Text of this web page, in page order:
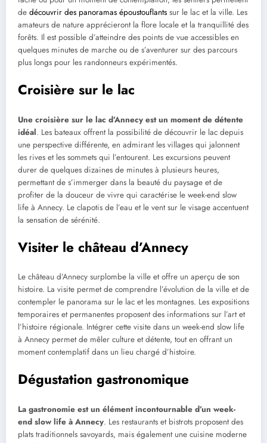
de découvrir des panoramas époustouflants sur le lac et la ville. Les
amateurs de nature apprécieront la flore locale et la tranquillité des
forêts. Il est possible d’atteindre des points de vue accessibles en
quelques minutes de marche ou de s’aventurer sur des parcours
plus longs pour les randonneurs expérimentés.
Croisière sur le lac
Une croisière sur le lac d’Annecy est un moment de détente
idéal. Les bateaux offrent la possibilité de découvrir le lac depuis
une perspective différente, en admirant les villages qui jalonnent
les rives et les sommets qui l’entourent. Les excursions peuvent
durer de quelques dizaines de minutes à plusieurs heures,
permettant de s’immerger dans la beauté du paysage et de
profiter de la douceur de vivre qui caractérise le week-end slow
life à Annecy. Le clapotis de l’eau et le vent sur le visage accentuent
la sensation de sérénité.
Visiter le château d’Annecy
Le château d’Annecy surplombe la ville et offre un aperçu de son
histoire. La visite permet de comprendre l’évolution de la ville et de
contempler le panorama sur le lac et les montagnes. Les expositions
temporaires et permanentes proposent des informations sur l’art et
l’histoire régionale. Intégrer cette visite dans un week-end slow life
à Annecy permet de mêler culture et détente, tout en offrant un
moment contemplatif dans un lieu chargé d’histoire.
Dégustation gastronomique
La gastronomie est un élément incontournable d’un week-
end slow life à Annecy. Les restaurants et bistrots proposent des
plats traditionnels savoyards, mais également une cuisine moderne